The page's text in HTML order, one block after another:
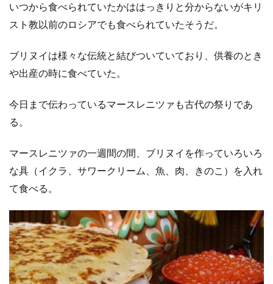
いつから食べられていたかははっきりと分からないがキリ
スト教以前のロシアでも食べられていたそうだ。
ブリヌイは様々な伝統と結びついていており、供養のとき
や出産の時に食べていた。
今日まで伝わっているマースレニツァも古代の祭りであ
る。
マースレニツァの一週間の間、ブリヌイを作っていろいろ
な具（イクラ、サワークリーム、魚、肉、きのこ）を入れ
て食べる。